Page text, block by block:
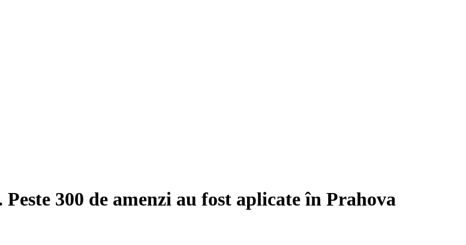
300 de amenzi au fost aplicate în Prahova